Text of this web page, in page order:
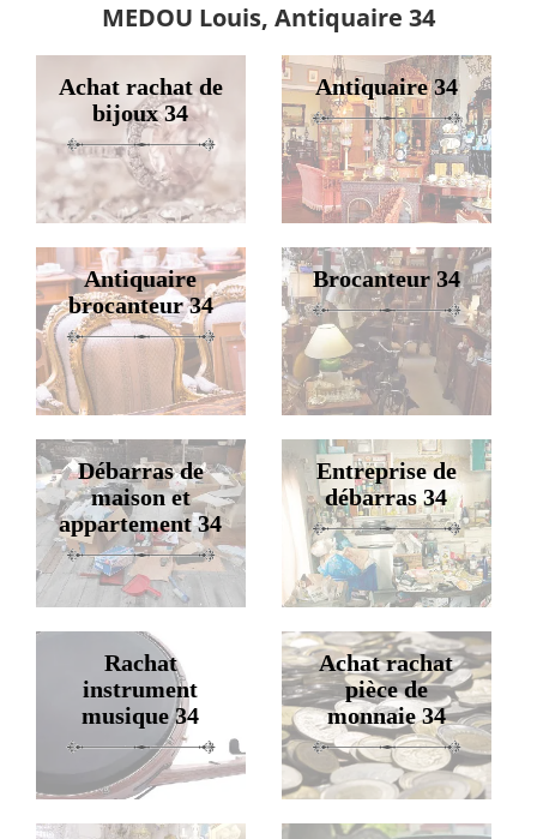
MEDOU Louis, Antiquaire 34
Achat rachat de
bijoux 34
Antiquaire 34
Antiquaire
brocanteur 34
Brocanteur 34
Débarras de
maison et
appartement 34
Entreprise de
débarras 34
Rachat
instrument
musique 34
Achat rachat
pièce de
monnaie 34